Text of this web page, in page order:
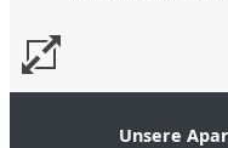
Unsere